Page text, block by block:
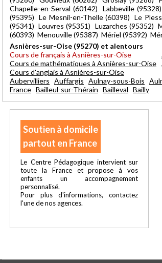
Chapelle-en-Serval (60142) Labbeville
(95395) Le Mesnil-en-Thelle (60398) Le
(95341) Louvres (95351) Luzarches (95352)
(60393) Menouville (95387) Mériel (95392)
Asnières-sur-Oise (95270) et alentours
Cours de français à Asnières-sur-Oise
Cours de mathématiques à Asnières-sur-Oise
Cours d'anglais à Asnières-sur-Oise
Aubervilliers Auffargis Aulnay-sous-Bois
France Bailleul-sur-Thérain Bailleval Bailly
Soutien à domicile
partout en France
Le Centre Pédagogique intervient sur
toute la France et propose à vos
enfants un accompagnement
personnalisé.
Pour plus d'informations, contactez
l'une de nos agences.